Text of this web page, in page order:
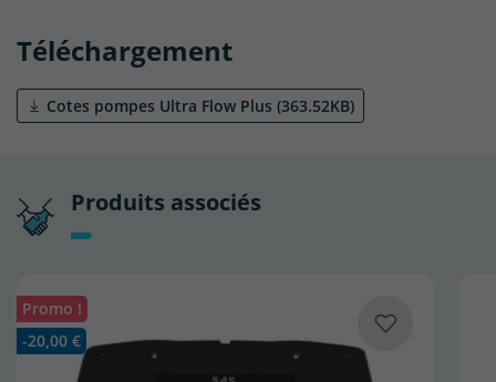
(1 avis)
Téléchargement
Cotes pompes Ultra Flow Plus (363.52KB)
Produits associés
Promo !
-20,00 €